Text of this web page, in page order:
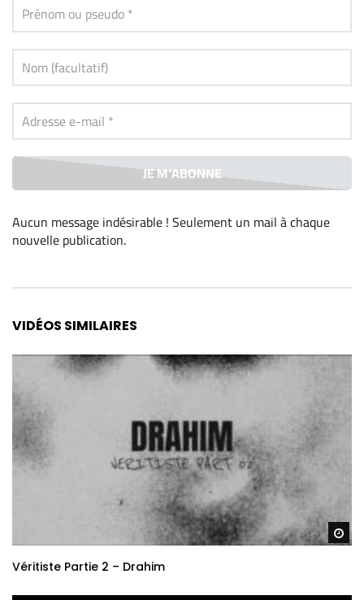
Aucun message indésirable ! Seulement un mail à chaque
nouvelle publication.
VIDÉOS SIMILAIRES
Véritiste Partie 2 – Drahim